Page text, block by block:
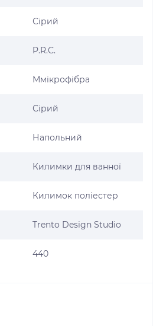
Сірий
P.R.C.
Ммікрофібра
Сірий
Напольний
Килимки для ванної
Килимок поліестер
Trento Design Studio
440